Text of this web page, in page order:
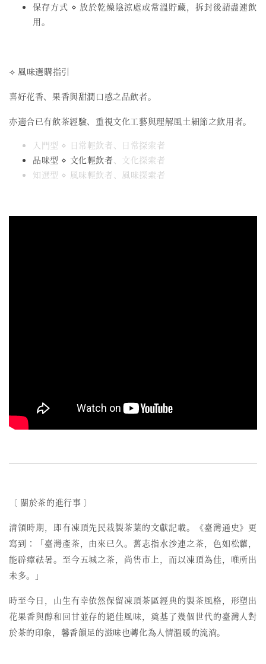
保存方式 ⋄ 放於乾燥陰涼處或常溫貯藏，拆封後請盡速飲
用。
⟢ 風味選購指引
喜好花香、果香與甜潤口感之品飲者。
亦適合已有飲茶經驗、重視文化工藝與理解風土細節之飲用者。
入門型 ⋄ 日常輕飲者、日常探索者
品味型 ⋄ 文化輕飲者、文化探索者
知選型 ⋄ 風味輕飲者、風味探索者
〔 關於茶的進行事 〕
清領時期，即有凍頂先民栽製茶葉的文獻記載。《臺灣通史》更
寫到：「臺灣產茶，由來已久。舊志指水沙連之茶，色如松蘿，
能辟瘴祛暑。至今五城之茶，尚售市上，而以凍頂為佳，唯所出
未多。」
時至今日， 山生有幸依然保留凍頂茶區經典的製茶風格，形塑出
花果香與醇和回甘並存的絕佳風味，奠基了幾個世代的臺灣人對
於茶的印象，馨香韻足的滋味也轉化為人情溫暖的流淌。